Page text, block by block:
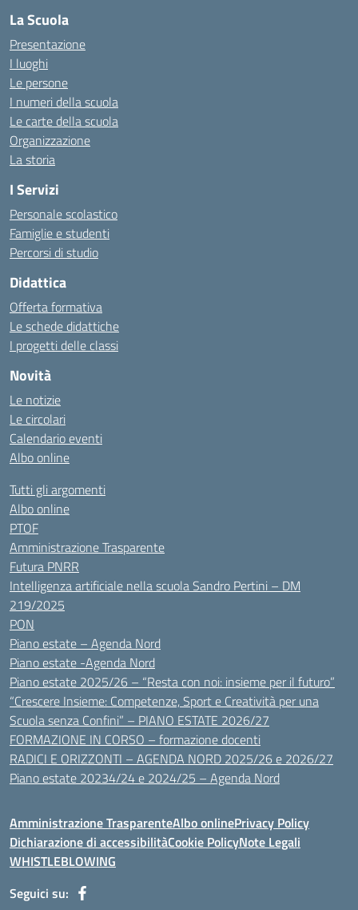
La Scuola
Presentazione
I luoghi
Le persone
I numeri della scuola
Le carte della scuola
Organizzazione
La storia
I Servizi
Personale scolastico
Famiglie e studenti
Percorsi di studio
Didattica
Offerta formativa
Le schede didattiche
I progetti delle classi
Novità
Le notizie
Le circolari
Calendario eventi
Albo online
Tutti gli argomenti
Albo online
PTOF
Amministrazione Trasparente
Futura PNRR
Intelligenza artificiale nella scuola Sandro Pertini – DM
219/2025
PON
Piano estate – Agenda Nord
Piano estate -Agenda Nord
Piano estate 2025/26 – “Resta con noi: insieme per il futuro”
“Crescere Insieme: Competenze, Sport e Creatività per una
Scuola senza Confini” – PIANO ESTATE 2026/27
FORMAZIONE IN CORSO – formazione docenti
RADICI E ORIZZONTI – AGENDA NORD 2025/26 e 2026/27
Piano estate 20234/24 e 2024/25 – Agenda Nord
Amministrazione TrasparenteAlbo onlinePrivacy Policy
Dichiarazione di accessibilitàCookie PolicyNote Legali
WHISTLEBLOWING
Seguici su: